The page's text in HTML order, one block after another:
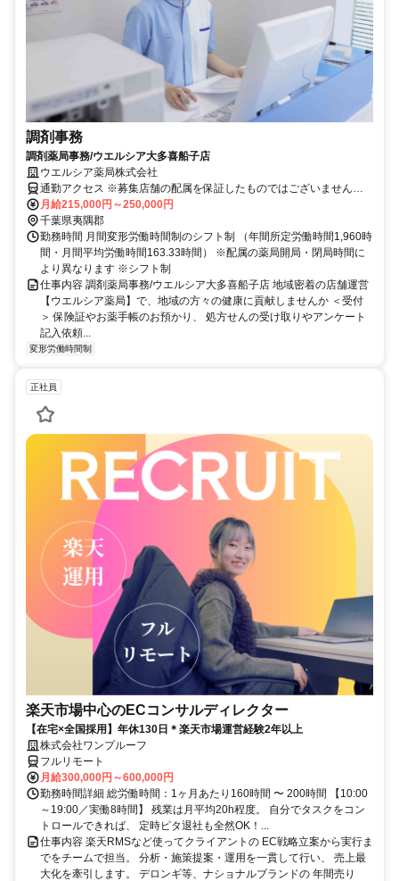
調剤事務
調剤薬局事務/ウエルシア大多喜船子店
ウエルシア薬局株式会社
通勤アクセス ※募集店舗の配属を保証したものではございませんの
で予めご了承ください ※配属店舗は上記店舗以外の可能性がござい
ます ※勤務店舗の指定は出来かねます。 勤務区分を下記の３つから
選択 ＜エリア職＞ 原則として転居を伴う異動はございません。 自宅
から50km圏内、通勤片道90分圏内での配属店舗となります。 ＜リー
ジョナル職＞ 異動の範囲は本拠地とその隣接県または直線距離で概
ね100km以内 ※社宅制度・赴任手当制度あり ＜ナショナル職＞ 全国
の店舗への異動あり ※社宅制度・赴任手当制度あり
月給215,000円～250,000円
千葉県夷隅郡
勤務時間 月間変形労働時間制のシフト制 （年間所定労働時間1,960時
間・月間平均労働時間163.33時間） ※配属の薬局開局・閉局時間に
より異なります ※シフト制
仕事内容 調剤薬局事務/ウエルシア大多喜船子店 地域密着の店舗運営
【ウエルシア薬局】で、地域の方々の健康に貢献しませんか ＜受付
＞ 保険証やお薬手帳のお預かり、 処方せんの受け取りやアンケート
記入依頼...
変形労働時間制
正社員
楽天市場中心のECコンサルディレクター
【在宅×全国採用】年休130日＊楽天市場運営経験2年以上
株式会社ワンプルーフ
フルリモート
月給300,000円～600,000円
勤務時間詳細 総労働時間：1ヶ月あたり160時間 〜 200時間 【10:00
～19:00／実働8時間】 残業は月平均20h程度。 自分でタスクをコン
トロールできれば、 定時ピタ退社も全然OK！...
仕事内容 楽天RMSなど使ってクライアントの EC戦略立案から実行ま
でをチームで担当。 分析・施策提案・運用を一貫して行い、 売上最
大化を牽引します。 デロンギ等、ナショナルブランドの 年間売り